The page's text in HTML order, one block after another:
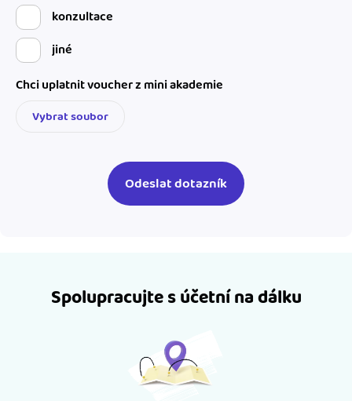
konzultace
jiné
Chci uplatnit voucher z mini akademie
Vybrat soubor
Spolupracujte s účetní na dálku